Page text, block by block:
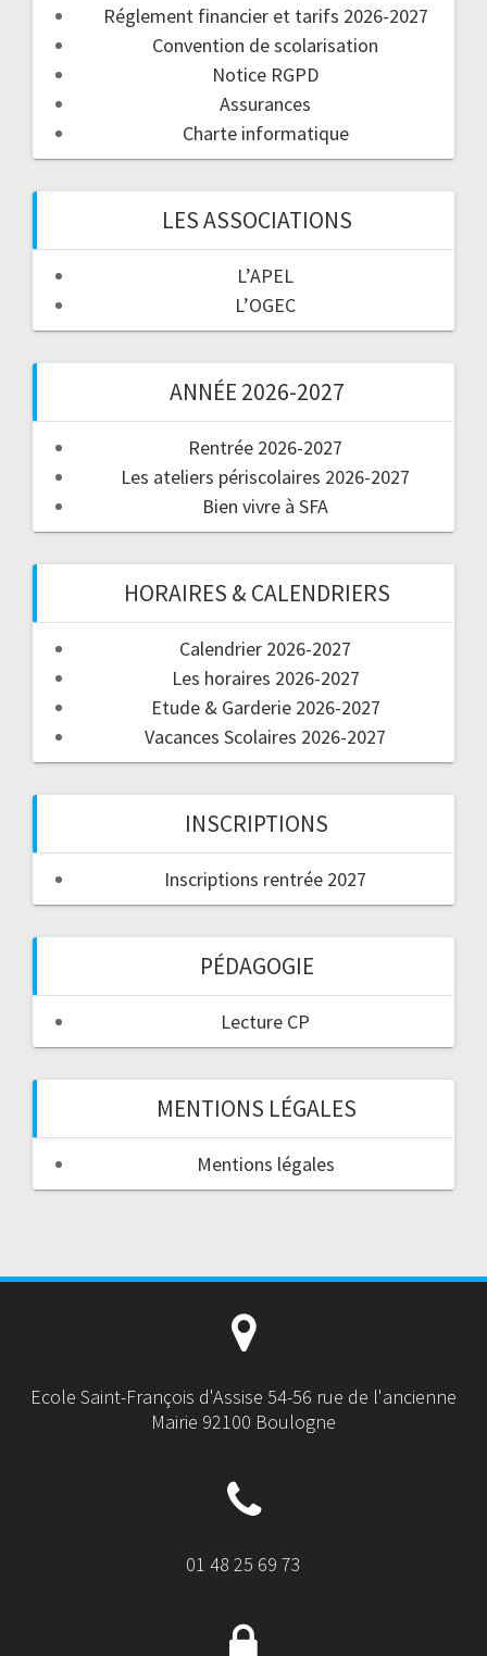
Réglement financier et tarifs 2026-2027
Convention de scolarisation
Notice RGPD
Assurances
Charte informatique
LES ASSOCIATIONS
L’APEL
L’OGEC
ANNÉE 2026-2027
Rentrée 2026-2027
Les ateliers périscolaires 2026-2027
Bien vivre à SFA
HORAIRES & CALENDRIERS
Calendrier 2026-2027
Les horaires 2026-2027
Etude & Garderie 2026-2027
Vacances Scolaires 2026-2027
INSCRIPTIONS
Inscriptions rentrée 2027
PÉDAGOGIE
Lecture CP
MENTIONS LÉGALES
Mentions légales
Ecole Saint-François d'Assise 54-56 rue de l'ancienne
Mairie 92100 Boulogne
01 48 25 69 73